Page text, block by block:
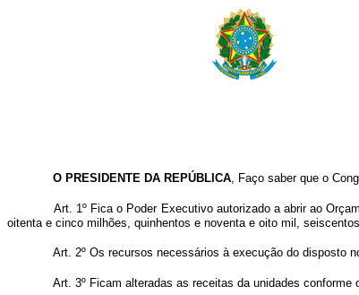
O PRESIDENTE DA REPÚBLICA, Faço saber que o
Art. 1º Fica o Poder Executivo autorizado a abrir ao
oitenta e cinco milhões, quinhentos e noventa e oito mil,
Art. 2º Os recursos necessários à execução do disposto
Art. 3º Ficam alteradas as receitas da unidades